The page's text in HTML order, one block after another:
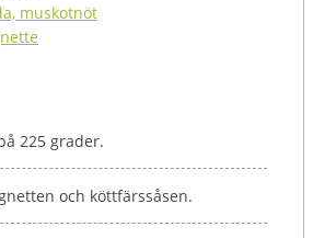
muskotnöt
225 grader.
och köttfärssåsen.